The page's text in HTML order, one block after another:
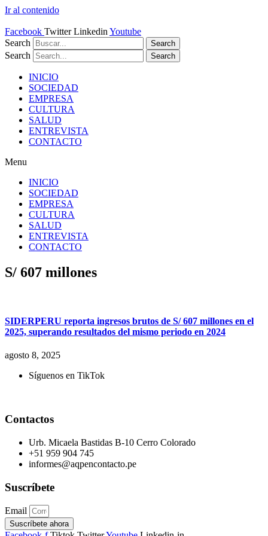
Ir al contenido
Facebook Twitter Linkedin Youtube
Search
Search
Search Search
INICIO
SOCIEDAD
EMPRESA
CULTURA
SALUD
ENTREVISTA
CONTACTO
Menu
INICIO
SOCIEDAD
EMPRESA
CULTURA
SALUD
ENTREVISTA
CONTACTO
S/ 607 millones
SIDERPERU reporta ingresos brutos de S/ 607 millones en el
2025, superando resultados del mismo periodo en 2024
agosto 8, 2025
Síguenos en TikTok
Contactos
Urb. Micaela Bastidas B-10 Cerro Colorado
+51 959 904 745
informes@aqpencontacto.pe
Suscríbete
Email
Suscríbete ahora